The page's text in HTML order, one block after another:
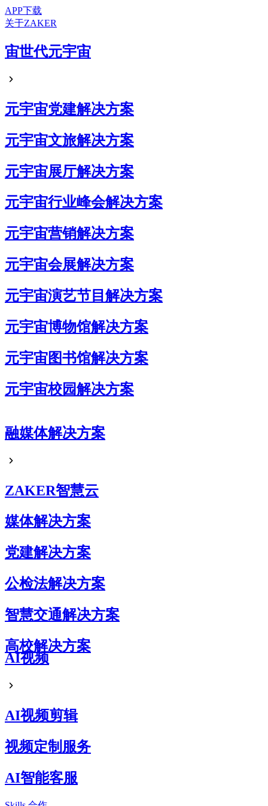
APP下载
关于ZAKER
宙世代元宇宙
元宇宙党建解决方案
元宇宙文旅解决方案
元宇宙展厅解决方案
元宇宙行业峰会解决方案
元宇宙营销解决方案
元宇宙会展解决方案
元宇宙演艺节目解决方案
元宇宙博物馆解决方案
元宇宙图书馆解决方案
元宇宙校园解决方案
元宇宙电商解决方案
融媒体解决方案
ZAKER智慧云
媒体解决方案
党建解决方案
公检法解决方案
智慧交通解决方案
高校解决方案
AI视频
AI视频剪辑
视频定制服务
AI智能客服